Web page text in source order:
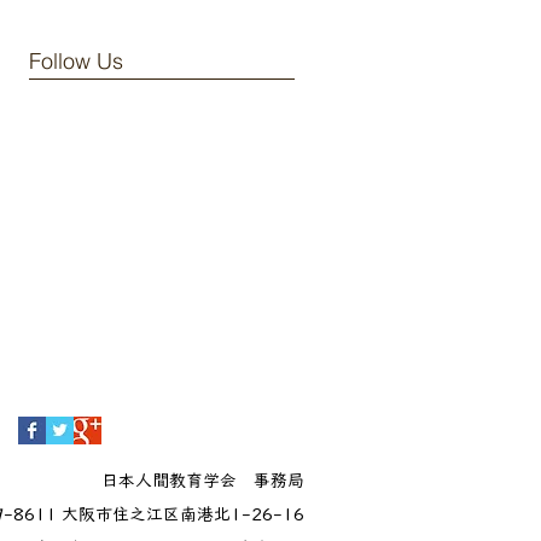
Follow Us
日本人間教育学会 事務局
8611 大阪市住之江区南港北1-26-16